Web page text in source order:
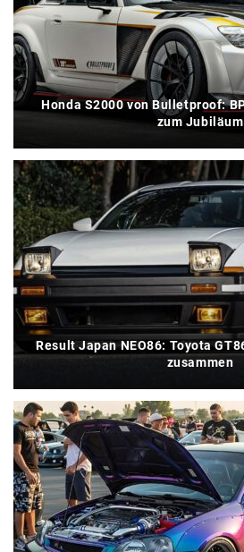
Honda S2000 von Bulletproof:
zum Jubiläum
Result Japan NEO86: Toyota
zusammen